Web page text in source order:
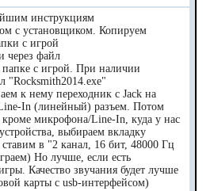
инструкциям
с установщиком. Копируем
с игрой
через файл
папке с игрой. При наличии
"Rocksmith2014.exe"
к нему переходник c Jack на
In (линейный) разъем. Потом
микрофона/Line-In, куда у нас
выбираем вкладку
в "2 канал, 16 бит, 48000 Гц
Но лучше, если есть
Качество звучания будет лучше
карты с usb-интерфейсом)